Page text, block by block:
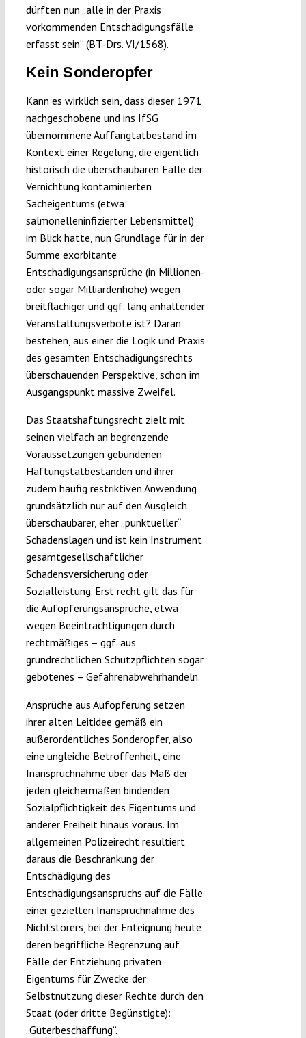
dürften nun „alle in der Praxis
vorkommenden Entschädigungsfälle
erfasst sein“ (BT-Drs. VI/1568).
Kein Sonderopfer
Kann es wirklich sein, dass dieser 1971
nachgeschobene und ins IfSG
übernommene Auffangtatbestand im
Kontext einer Regelung, die eigentlich
historisch die überschaubaren Fälle der
Vernichtung kontaminierten
Sacheigentums (etwa:
salmonelleninfizierter Lebensmittel)
im Blick hatte, nun Grundlage für in der
Summe exorbitante
Entschädigungsansprüche (in Millionen-
oder sogar Milliardenhöhe) wegen
breitflächiger und ggf. lang anhaltender
Veranstaltungsverbote ist? Daran
bestehen, aus einer die Logik und Praxis
des gesamten Entschädigungsrechts
überschauenden Perspektive, schon im
Ausgangspunkt massive Zweifel.
Das Staatshaftungsrecht zielt mit
seinen vielfach an begrenzende
Voraussetzungen gebundenen
Haftungstatbeständen und ihrer
zudem häufig restriktiven Anwendung
grundsätzlich nur auf den Ausgleich
überschaubarer, eher „punktueller“
Schadenslagen und ist kein Instrument
gesamtgesellschaftlicher
Schadensversicherung oder
Sozialleistung. Erst recht gilt das für
die Aufopferungsansprüche, etwa
wegen Beeinträchtigungen durch
rechtmäßiges – ggf. aus
grundrechtlichen Schutzpflichten sogar
gebotenes – Gefahrenabwehrhandeln.
Ansprüche aus Aufopferung setzen
ihrer alten Leitidee gemäß ein
außerordentliches Sonderopfer, also
eine ungleiche Betroffenheit, eine
Inanspruchnahme über das Maß der
jeden gleichermaßen bindenden
Sozialpflichtigkeit des Eigentums und
anderer Freiheit hinaus voraus. Im
allgemeinen Polizeirecht resultiert
daraus die Beschränkung der
Entschädigung des
Entschädigungsanspruchs auf die Fälle
einer gezielten Inanspruchnahme des
Nichtstörers, bei der Enteignung heute
deren begriffliche Begrenzung auf
Fälle der Entziehung privaten
Eigentums für Zwecke der
Selbstnutzung dieser Rechte durch den
Staat (oder dritte Begünstigte):
„Güterbeschaffung“.